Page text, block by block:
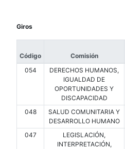
Giros
Código Comisión
054
DERECHOS HUMANOS,
IGUALDAD DE
OPORTUNIDADES Y
DISCAPACIDAD
048
SALUD COMUNITARIA Y
DESARROLLO HUMANO
047
LEGISLACIÓN,
INTERPRETACIÓN,